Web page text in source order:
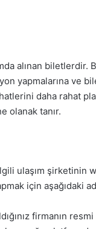
alınan biletlerdir.
yapmalarına ve
daha rahat
olanak tanır.
ulaşım şirketinin
için aşağıdaki
firmanın